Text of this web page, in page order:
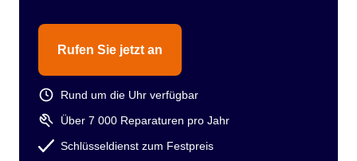
Rufen Sie jetzt an
Rund um die Uhr verfügbar
Über 7 000 Reparaturen pro Jahr
Schlüsseldienst zum Festpreis